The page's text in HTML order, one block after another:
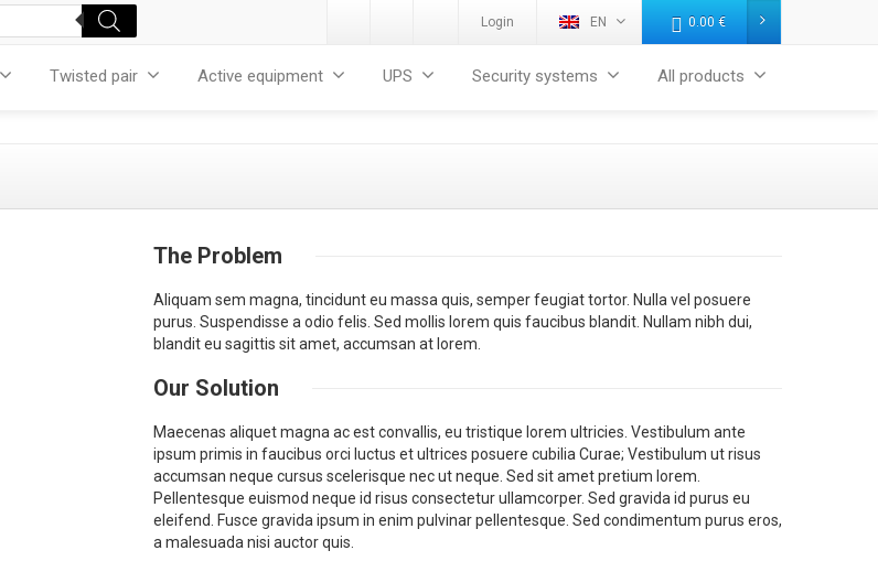
Login EN 0.00 €
Twisted pair Active equipment UPS Security systems All products
The Problem
Aliquam sem magna, tincidunt eu massa quis, semper feugiat tortor. Nulla vel posuere
purus. Suspendisse a odio felis. Sed mollis lorem quis faucibus blandit. Nullam nibh dui,
blandit eu sagittis sit amet, accumsan at lorem.
Our Solution
Maecenas aliquet magna ac est convallis, eu tristique lorem ultricies. Vestibulum ante
ipsum primis in faucibus orci luctus et ultrices posuere cubilia Curae; Vestibulum ut risus
accumsan neque cursus scelerisque nec ut neque. Sed sit amet pretium lorem.
Pellentesque euismod neque id risus consectetur ullamcorper. Sed gravida id purus eu
eleifend. Fusce gravida ipsum in enim pulvinar pellentesque. Sed condimentum purus eros,
a malesuada nisi auctor quis.